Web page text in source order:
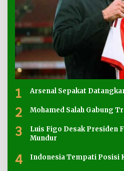
1 Arsenal Sepakat
2 Mohamed Salah Gabung
3
Luis Figo Desak Presiden
Mundur
4 Indonesia Tempati Posisi